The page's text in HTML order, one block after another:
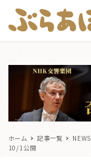
ホーム 記事一覧 NEWS
10/1公開